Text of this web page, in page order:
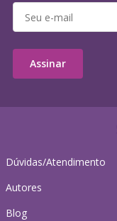
Dúvidas/Atendimento
Autores
Blog
Assinar